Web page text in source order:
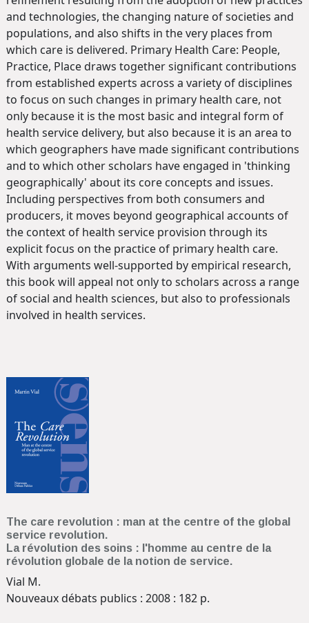
and technologies, the changing nature of societies and
populations, and also shifts in the very places from
which care is delivered. Primary Health Care: People,
Practice, Place draws together significant contributions
from established experts across a variety of disciplines
to focus on such changes in primary health care, not
only because it is the most basic and integral form of
health service delivery, but also because it is an area to
which geographers have made significant contributions
and to which other scholars have engaged in 'thinking
geographically' about its core concepts and issues.
Including perspectives from both consumers and
producers, it moves beyond geographical accounts of
the context of health service provision through its
explicit focus on the practice of primary health care.
With arguments well-supported by empirical research,
this book will appeal not only to scholars across a range
of social and health sciences, but also to professionals
involved in health services.
The care revolution : man at the centre of the global
service revolution.
La révolution des soins : l'homme au centre de la
révolution globale de la notion de service.
Vial M.
Nouveaux débats publics : 2008 : 182 p.